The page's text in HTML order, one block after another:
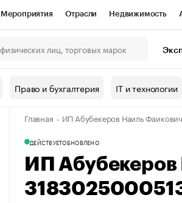
Мероприятия Отрасли Недвижимость
Спецпроекты Проверка контрагентов
наличной валюты
Право и бухгалтерия IT и технологии
Главная ИП Абубекеров Наиль Фаикович
ДЕЙСТВУЕТОБНОВЛЕНО
ИП